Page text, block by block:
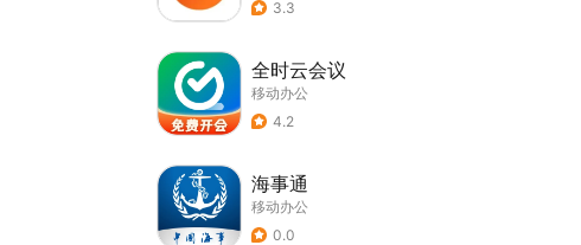
3.3
全时云会议
移动办公
4.2
海事通
移动办公
0.0